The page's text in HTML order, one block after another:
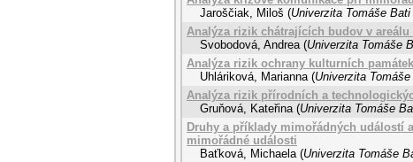
Jaroščiak, Miloš (Univerzita Tomáše
Analýza rizik chátrajících budov v areálu
Svobodová, Andrea (Univerzita Tomáše
Analýza rizik ochrany kulturních
Uhláriková, Marianna (Univerzita
Analýza rizik přírodních a
Gruňová, Kateřina (Univerzita Tomáše
Druhy a příklady mimořádných událostí
mimořádné události
Baťková, Michaela (Univerzita Tomáše